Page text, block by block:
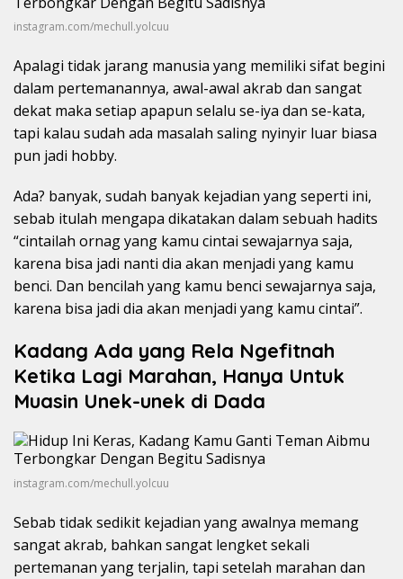
instagram.com/mechull.yolcuu
Apalagi tidak jarang manusia yang memiliki sifat begini
dalam pertemanannya, awal-awal akrab dan sangat
dekat maka setiap apapun selalu se-iya dan se-kata,
tapi kalau sudah ada masalah saling nyinyir luar biasa
pun jadi hobby.
Ada? banyak, sudah banyak kejadian yang seperti ini,
sebab itulah mengapa dikatakan dalam sebuah hadits
“cintailah ornag yang kamu cintai sewajarnya saja,
karena bisa jadi nanti dia akan menjadi yang kamu
benci. Dan bencilah yang kamu benci sewajarnya saja,
karena bisa jadi dia akan menjadi yang kamu cintai”.
Kadang Ada yang Rela Ngefitnah
Ketika Lagi Marahan, Hanya Untuk
Muasin Unek-unek di Dada
instagram.com/mechull.yolcuu
Sebab tidak sedikit kejadian yang awalnya memang
sangat akrab, bahkan sangat lengket sekali
pertemanan yang terjalin, tapi setelah marahan dan